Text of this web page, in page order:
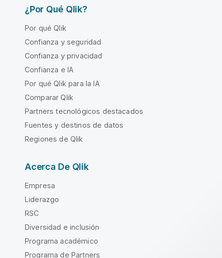
¿Por Qué Qlik?
Por qué Qlik
Confianza y seguridad
Confianza y privacidad
Confianza e IA
Por qué Qlik para la IA
Comparar Qlik
Partners tecnológicos destacados
Fuentes y destinos de datos
Regiones de Qlik
Acerca De Qlik
Empresa
Liderazgo
RSC
Diversidad e inclusión
Programa académico
Programa de Partners